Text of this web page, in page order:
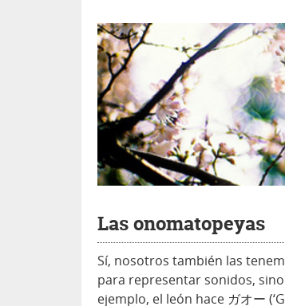
Las onomatopeyas
Sí, nosotros también las
para representar sonidos,
ejemplo, el león hace ガオー